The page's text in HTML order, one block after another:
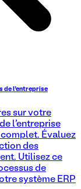
de l'entreprise
sur votre
l'entreprise
Évaluez
des
Utilisez ce
de
système ERP